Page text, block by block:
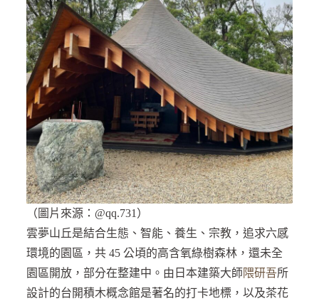
（圖片來源：@qq.731）
雲夢山丘是結合生態、智能、養生、宗教，追求六感
環境的園區，共 45 公頃的高含氧綠樹森林，還未全
園區開放，部分在整建中。由日本建築大師 隈研吾所
設計的台開積木概念館是著名的打卡地標，以及茶花